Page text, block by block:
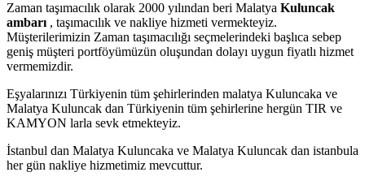
Zaman taşımacılık olarak 2000 yılından beri Malatya Kuluncak
ambarı , taşımacılık ve nakliye hizmeti vermekteyiz.
Müşterilerimizin Zaman taşımacılığı seçmelerindeki başlıca sebep
geniş müşteri portföyümüzün oluşundan dolayı uygun fiyatlı hizmet
vermemizdir.
Eşyalarınızı Türkiyenin tüm şehirlerinden malatya Kuluncaka ve
Malatya Kuluncak dan Türkiyenin tüm şehirlerine hergün TIR ve
KAMYON larla sevk etmekteyiz.
İstanbul dan Malatya Kuluncaka ve Malatya Kuluncak dan istanbula
her gün nakliye hizmetimiz mevcuttur.